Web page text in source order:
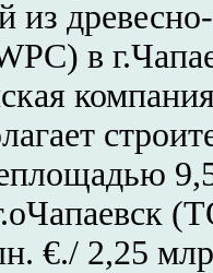
из
в
€./ 2,25